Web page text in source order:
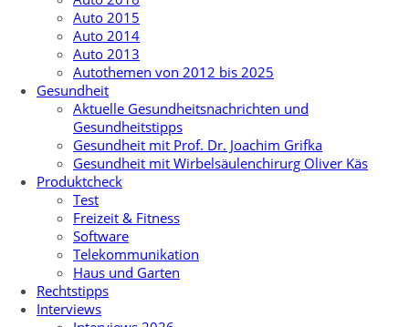
Auto 2015
Auto 2014
Auto 2013
Autothemen von 2012 bis 2025
Gesundheit
Aktuelle Gesundheitsnachrichten und
Gesundheitstipps
Gesundheit mit Prof. Dr. Joachim Grifka
Gesundheit mit Wirbelsäulenchirurg Oliver Käs
Produktcheck
Test
Freizeit & Fitness
Software
Telekommunikation
Haus und Garten
Rechtstipps
Interviews